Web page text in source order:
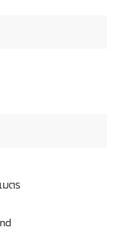
มตร